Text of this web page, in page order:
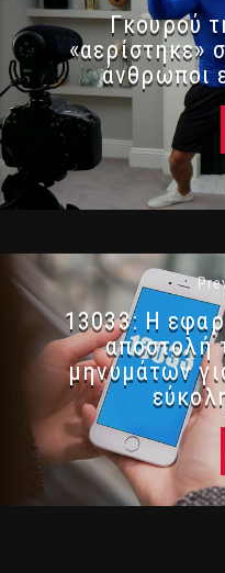
Γκουρού
«αερίστηκε»
άνθρωποι
13033: Η
αποστολή
μηνυμάτων